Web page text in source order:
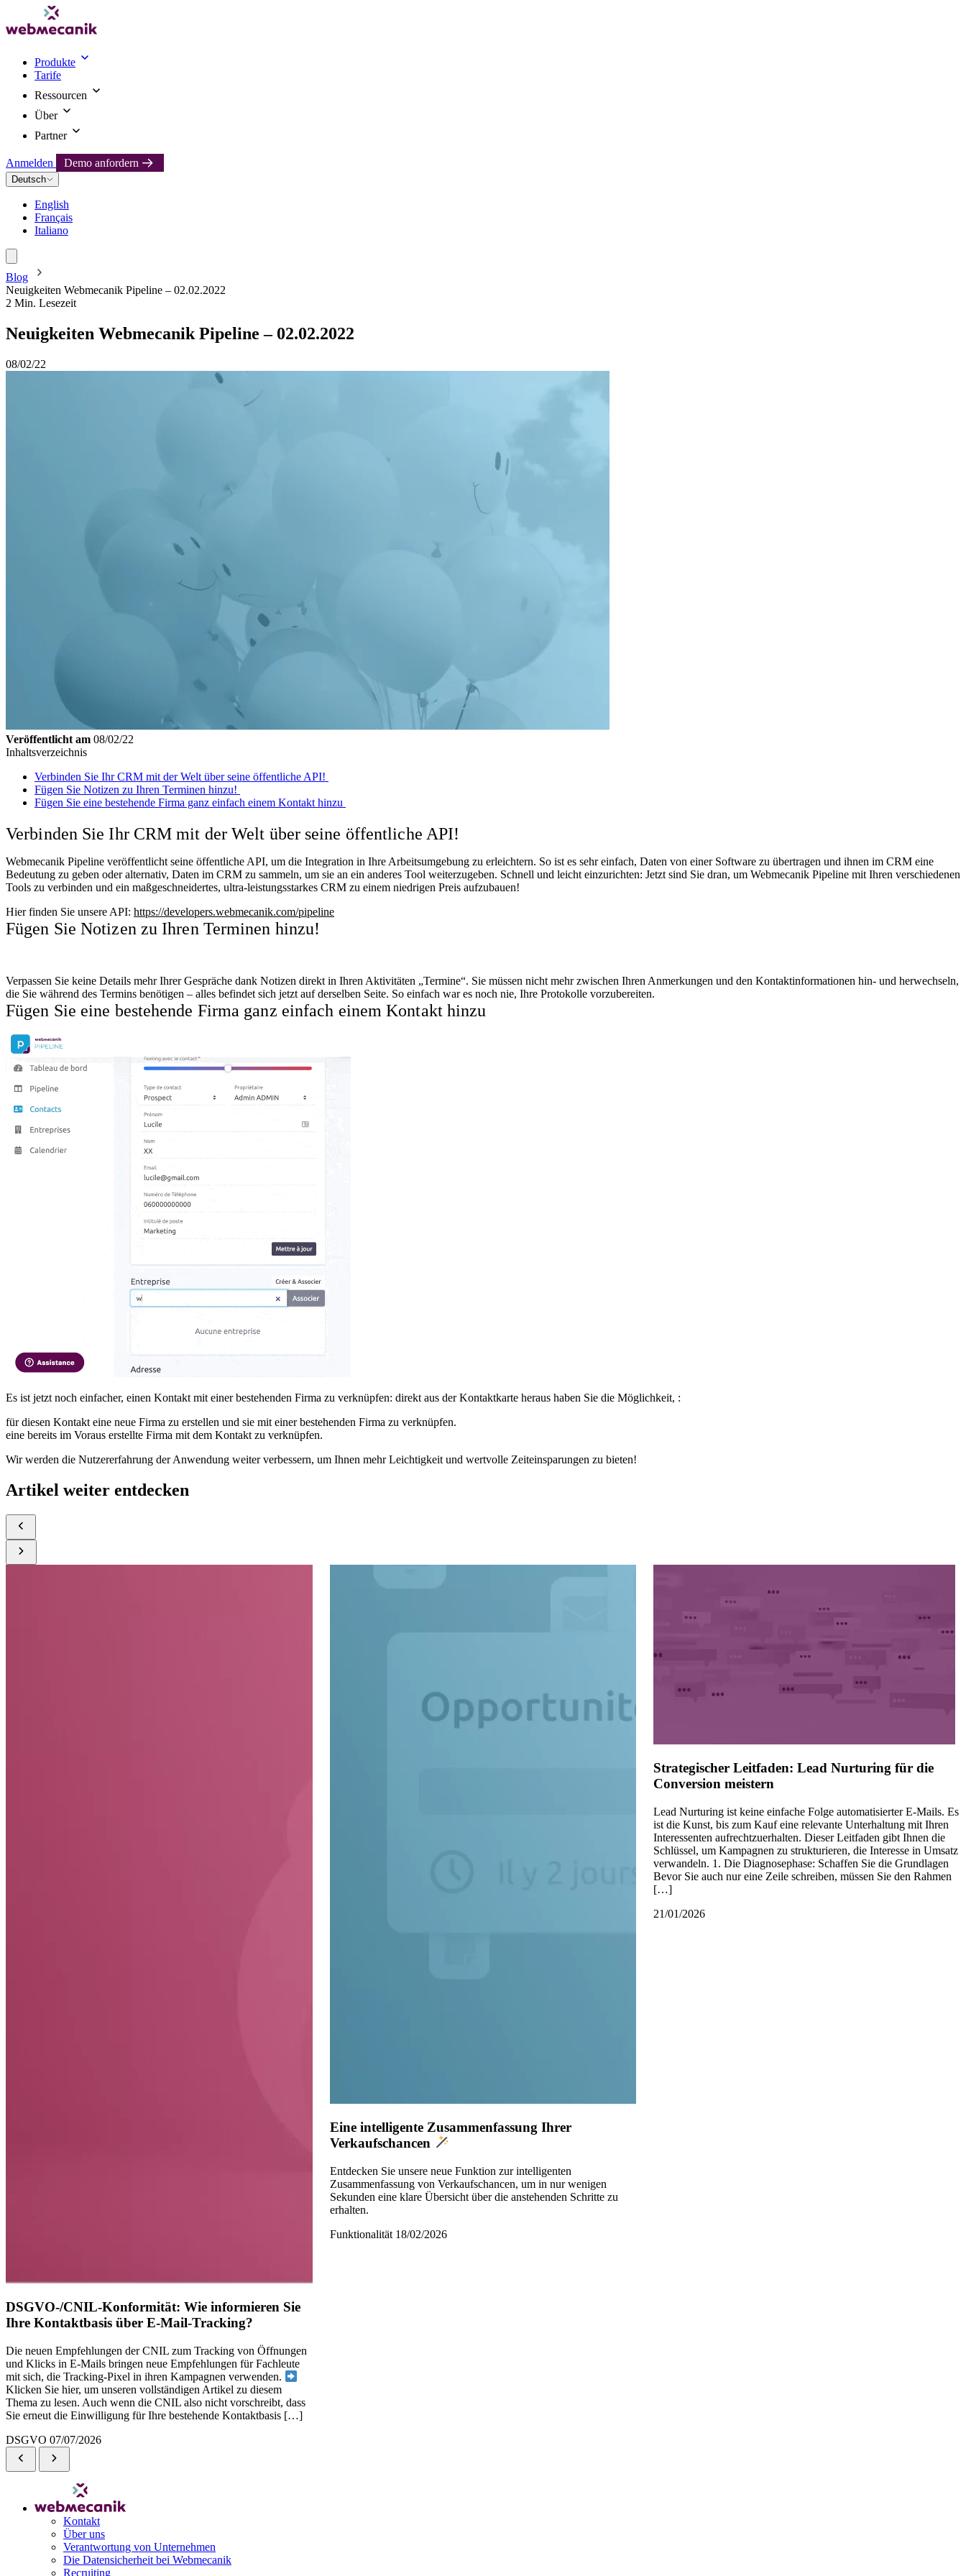
Produkte
Tarife
Ressourcen
Über
Partner
Anmelden Demo anfordern
Deutsch
English
Français
Italiano
Blog
Neuigkeiten Webmecanik Pipeline – 02.02.2022
2 Min. Lesezeit
Neuigkeiten Webmecanik Pipeline – 02.02.2022
08/02/22
Veröffentlicht am 08/02/22
Inhaltsverzeichnis
Verbinden Sie Ihr CRM mit der Welt über seine öffentliche API!
Fügen Sie Notizen zu Ihren Terminen hinzu!
Fügen Sie eine bestehende Firma ganz einfach einem Kontakt hinzu
Verbinden Sie Ihr CRM mit der Welt über seine öffentliche API!
Webmecanik Pipeline veröffentlicht seine öffentliche API, um die Integration in Ihre Arbeitsumgebung zu erleichtern. So ist es sehr einfach, Daten von einer Software zu übertragen und ihnen im CRM eine
Bedeutung zu geben oder alternativ, Daten im CRM zu sammeln, um sie an ein anderes Tool weiterzugeben. Schnell und leicht einzurichten: Jetzt sind Sie dran, um Webmecanik Pipeline mit Ihren verschiedenen
Tools zu verbinden und ein maßgeschneidertes, ultra-leistungsstarkes CRM zu einem niedrigen Preis aufzubauen!
Hier finden Sie unsere API: https://developers.webmecanik.com/pipeline
Fügen Sie Notizen zu Ihren Terminen hinzu!
Verpassen Sie keine Details mehr Ihrer Gespräche dank Notizen direkt in Ihren Aktivitäten „Termine“. Sie müssen nicht mehr zwischen Ihren Anmerkungen und den Kontaktinformationen hin- und herwechseln,
die Sie während des Termins benötigen – alles befindet sich jetzt auf derselben Seite. So einfach war es noch nie, Ihre Protokolle vorzubereiten.
Fügen Sie eine bestehende Firma ganz einfach einem Kontakt hinzu
Es ist jetzt noch einfacher, einen Kontakt mit einer bestehenden Firma zu verknüpfen: direkt aus der Kontaktkarte heraus haben Sie die Möglichkeit, :
für diesen Kontakt eine neue Firma zu erstellen und sie mit einer bestehenden Firma zu verknüpfen.
eine bereits im Voraus erstellte Firma mit dem Kontakt zu verknüpfen.
Wir werden die Nutzererfahrung der Anwendung weiter verbessern, um Ihnen mehr Leichtigkeit und wertvolle Zeiteinsparungen zu bieten!
Artikel weiter entdecken
DSGVO-/CNIL-Konformität: Wie informieren Sie
Ihre Kontaktbasis über E-Mail-Tracking?
Die neuen Empfehlungen der CNIL zum Tracking von Öffnungen
und Klicks in E-Mails bringen neue Empfehlungen für Fachleute
mit sich, die Tracking-Pixel in ihren Kampagnen verwenden.
Klicken Sie hier, um unseren vollständigen Artikel zu diesem
Thema zu lesen. Auch wenn die CNIL also nicht vorschreibt, dass
Sie erneut die Einwilligung für Ihre bestehende Kontaktbasis […]
DSGVO 07/07/2026
Eine intelligente Zusammenfassung Ihrer
Verkaufschancen
Entdecken Sie unsere neue Funktion zur intelligenten
Zusammenfassung von Verkaufschancen, um in nur wenigen
Sekunden eine klare Übersicht über die anstehenden Schritte zu
erhalten.
Funktionalität 18/02/2026
Strategischer Leitfaden: Lead Nurturing für die
Conversion meistern
Lead Nurturing ist keine einfache Folge automatisierter E-Mails. Es
ist die Kunst, bis zum Kauf eine relevante Unterhaltung mit Ihren
Interessenten aufrechtzuerhalten. Dieser Leitfaden gibt Ihnen die
Schlüssel, um Kampagnen zu strukturieren, die Interesse in Umsatz
verwandeln. 1. Die Diagnosephase: Schaffen Sie die Grundlagen
Bevor Sie auch nur eine Zeile schreiben, müssen Sie den Rahmen
[…]
21/01/2026
Kontakt
Über uns
Verantwortung von Unternehmen
Die Datensicherheit bei Webmecanik
Recruiting